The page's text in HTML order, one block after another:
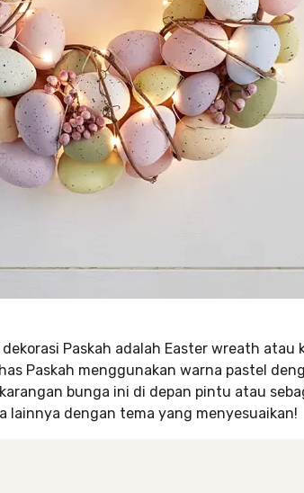
Paskah adalah Easter wreath atau
Paskah menggunakan warna pastel
bunga ini di depan pintu atau
lainnya dengan tema yang menyesuaikan!